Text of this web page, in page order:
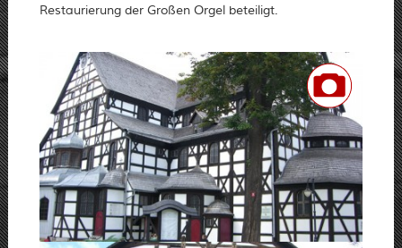
Restaurierung der Großen Orgel beteiligt.